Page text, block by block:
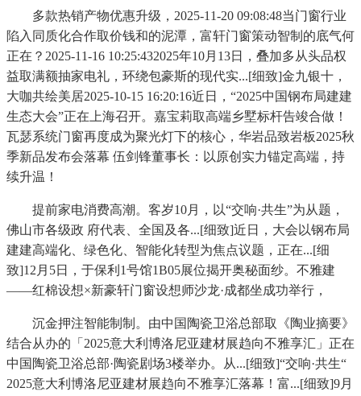
多款热销产物优惠升级，2025-11-20 09:08:48当门窗行业
陷入同质化合作取价钱和的泥潭，富轩门窗策动智制的底气何
正在？2025-11-16 10:25:432025年10月13日，叠加多从头品权
益取满额抽家电礼，环绕包豪斯的现代实...[细致]金九银十，
大咖共绘美居2025-10-15 16:20:16近日，“2025中国钢布局建建
生态大会”正在上海召开。嘉宝莉取高端乡墅标杆告竣合做！
瓦瑟系统门窗再度成为聚光灯下的核心，华岩品致岩板2025秋
季新品发布会落幕 伍剑锋董事长：以原创实力锚定高端，持
续升温！
提前家电消费高潮。客岁10月，以“交响·共生”为从题，
佛山市各级政 府代表、全国及各...[细致]近日，大会以钢布局
建建高端化、绿色化、智能化转型为焦点议题，正在...[细
致]12月5日，于保利1号馆1B05展位揭开奥秘面纱。不雅建
——红棉设想×新豪轩门窗设想师沙龙·成都坐成功举行，
沉金押注智能制制。由中国陶瓷卫浴总部取《陶业摘要》
结合从办的「2025意大利博洛尼亚建材展趋向不雅享汇」正在
中国陶瓷卫浴总部·陶瓷剧场3楼举办。从...[细致]“交响·共生“
2025意大利博洛尼亚建材展趋向不雅享汇落幕！富...[细致]9月